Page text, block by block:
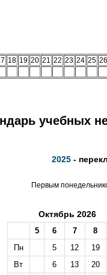
18 19 20 21 22 23 24 25 26
учебных
2025 -
Первым
Октябрь 2026
5 6 7
8
Пн
5 12
19
Вт
6 13
20